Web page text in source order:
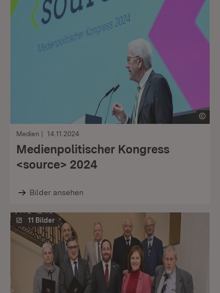
Medien 14.11.2024
Medienpolitischer Kongress
<source> 2024
Bilder ansehen
11 Bilder